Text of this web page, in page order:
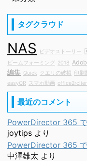
タグクラウド
NAS ビデオストーリー
ビームフォーミング 2018
編集 Quick クエリの破損 印刷
easyQR スマホ動画
最近のコメント
PowerDirector 365 で
joytips より
PowerDirector 365 で
中澤雄太 より